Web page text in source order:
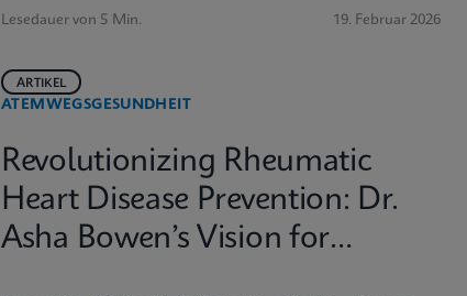
Lesedauer von 5 Min. 19. Februar 2026
ATEMWEGSGESUNDHEIT
ARTIKEL
Revolutionizing Rheumatic
Heart Disease Prevention: Dr.
Asha Bowen’s Vision for